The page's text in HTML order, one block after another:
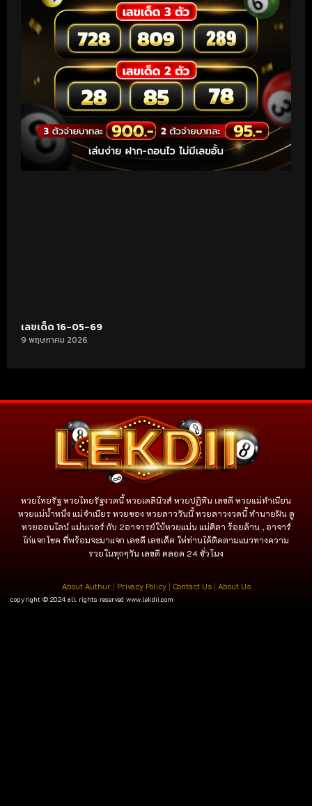
เลขเด็ด 16-05-69
9 พฤษภาคม 2026
หวยไทยรัฐ หวยไทยรัฐงวดนี้ หวยเดลินิวส์ หวยปฏิทิน เลขดี หวยแม่ทำเนียน
หวยแม่น้ำหนึ่ง แม่จําเนียร หวยซอง หวยลาววันนี้ หวยลาวงวดนี้ ทำนายฝัน ดู
หวยออนไลน์ แม่นเวอร์ กับ 2อาจารย์ใบ้หวยแม่น แม่ศิลา ร้อยล้าน , อาจาร์
ไก่แจกโชค ที่พร้อมจะมาแจก เลขดี เลขเด็ด ให่ท่านได้ติดตามแนวทางความ
รวยในทุกๆวัน เลขดี ตลอด 24 ชั่วโมง
About Authur | Privacy Policy| Contact Us| About Us
copyright © 2024 all rights reserved www.lekdii.com